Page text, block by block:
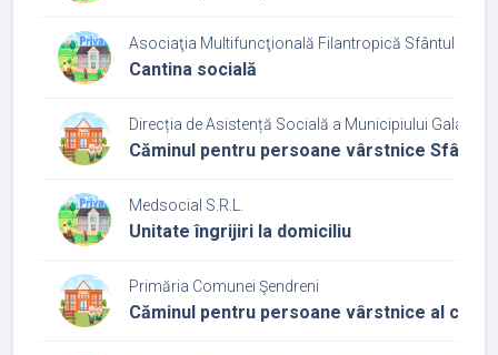
Asociaţia Multifuncţională Filantropică Sfântul
Cantina socială
Direcția de Asistență Socială a Municipiului Galați
Căminul pentru persoane vârstnice Sfântul
Medsocial S.R.L.
Unitate îngrijiri la domiciliu
Primăria Comunei Şendreni
Căminul pentru persoane vârstnice al